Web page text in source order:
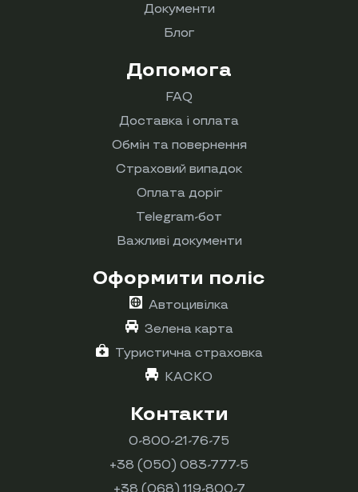
Документи
Блог
Допомога
FAQ
Доставка і оплата
Обмін та повернення
Страховий випадок
Оплата доріг
Telegram-бот
Важливі документи
Оформити поліс
Автоцивілка
Зелена карта
Туристична страховка
КАСКО
Контакти
0-800-21-76-75
+38 (050) 083-777-5